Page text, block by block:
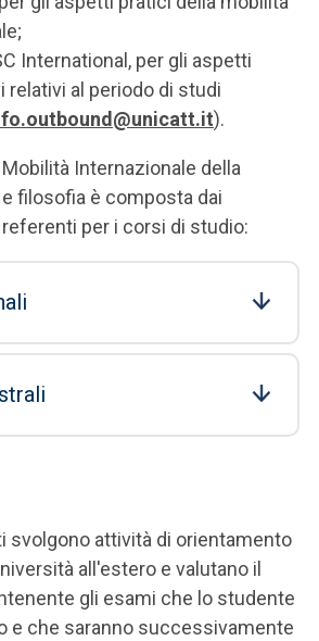
International, per gli aspetti
relativi al periodo di studi
).
Internazionale della
filosofia è composta dai
per i corsi di studio:
svolgono attività di orientamento
all'estero e valutano il
gli esami che lo studente
e che saranno successivamente